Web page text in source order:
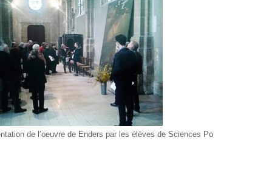
de l’oeuvre de Enders par les élèves de Sciences Po